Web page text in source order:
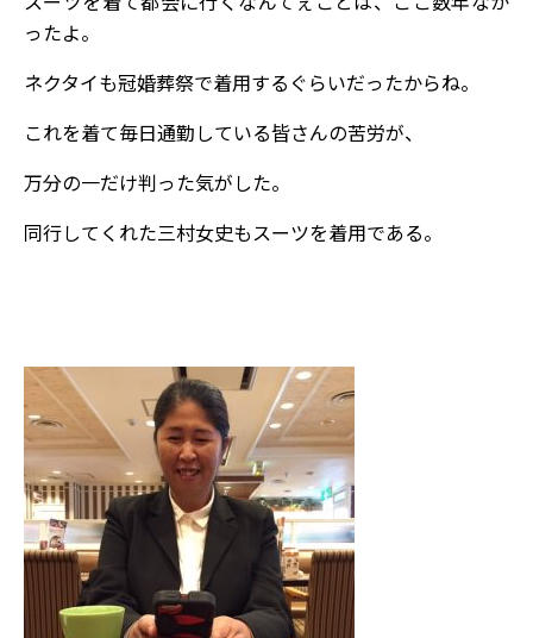
ったよ。
ネクタイも冠婚葬祭で着用するぐらいだったからね。
これを着て毎日通勤している皆さんの苦労が、
万分の一だけ判った気がした。
同行してくれた三村女史もスーツを着用である。